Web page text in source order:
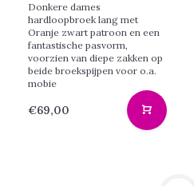
Donkere dames
hardloopbroek lang met
Oranje zwart patroon en een
fantastische pasvorm,
voorzien van diepe zakken op
beide broekspijpen voor o.a.
mobie
€69,00